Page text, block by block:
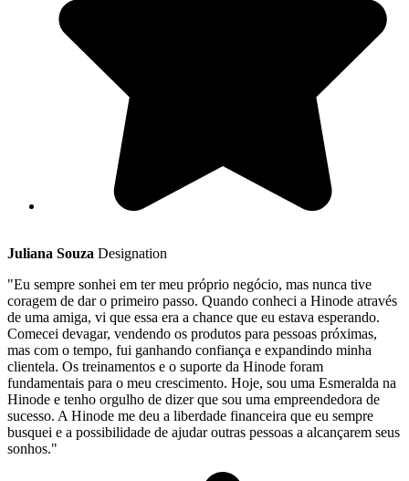
Juliana Souza Designation
"Eu sempre sonhei em ter meu próprio negócio, mas nunca tive
coragem de dar o primeiro passo. Quando conheci a Hinode através
de uma amiga, vi que essa era a chance que eu estava esperando.
Comecei devagar, vendendo os produtos para pessoas próximas,
mas com o tempo, fui ganhando confiança e expandindo minha
clientela. Os treinamentos e o suporte da Hinode foram
fundamentais para o meu crescimento. Hoje, sou uma Esmeralda na
Hinode e tenho orgulho de dizer que sou uma empreendedora de
sucesso. A Hinode me deu a liberdade financeira que eu sempre
busquei e a possibilidade de ajudar outras pessoas a alcançarem seus
sonhos."